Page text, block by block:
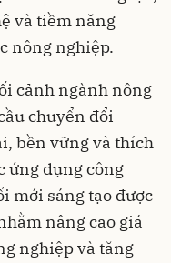
và tiềm năng
nông nghiệp.
cảnh ngành nông
chuyển đổi
bền vững và thích
ứng dụng công
mới sáng tạo được
nâng cao giá
nghiệp và tăng